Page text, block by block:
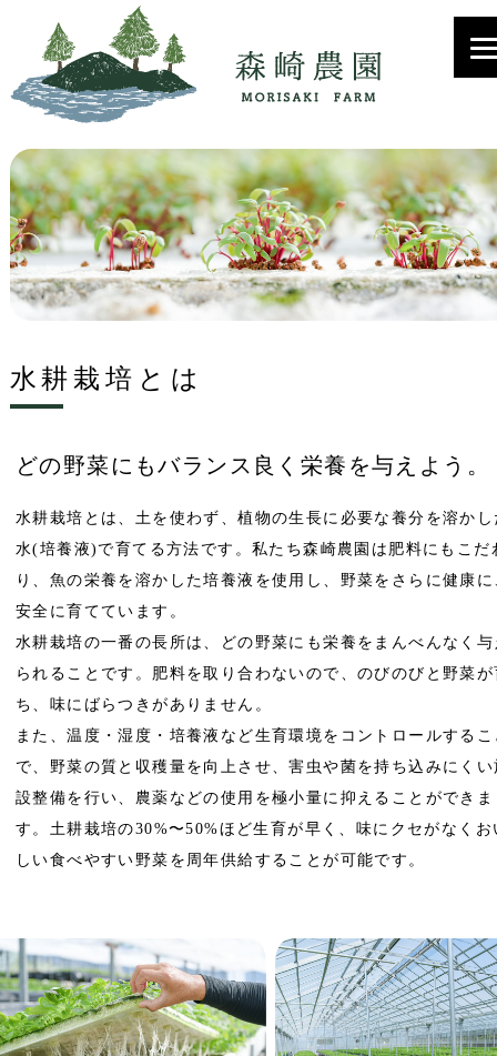
水耕栽培とは
どの野菜にもバランス良く栄養を与えよう。
水耕栽培とは、土を使わず、植物の生長に必要な養分を溶かし
水(培養液)で育てる方法です。私たち森崎農園は肥料にもこだ
り、魚の栄養を溶かした培養液を使用し、野菜をさらに健康に
安全に育てています。
水耕栽培の一番の長所は、どの野菜にも栄養をまんべんなく与
られることです。肥料を取り合わないので、のびのびと野菜が
ち、味にばらつきがありません。
また、温度・湿度・培養液など生育環境をコントロールするこ
で、野菜の質と収穫量を向上させ、害虫や菌を持ち込みにくい
設整備を行い、農薬などの使用を極小量に抑えることができま
す。土耕栽培の30%〜50%ほど生育が早く、味にクセがなくお
しい食べやすい野菜を周年供給することが可能です。